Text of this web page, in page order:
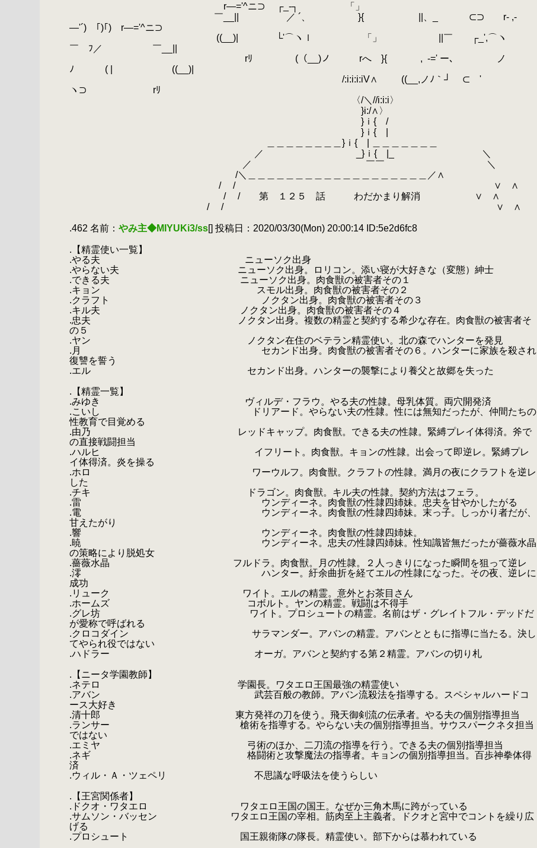
r―='^ニ⊃ ┌_‐┐ 「」
￣__|| ／ ´、 }{ ||、_ ⊂⊃ r‐ ,-
―'´) ｢)｢) r―='^ニ⊃
((__)| └'⌒ヽｌ 「」 ||￣ ┌_',⌒ヽ
￣ ﾌ／ ￣__||
rﾘ (（__)ノ rへ }{ , .-=' ー､ ノ
ﾉ ( | ((__)|
/:i:i:i:iV∧ ((__,ノﾉ｀┘ ⊂ '
ヽ⊃ rﾘ
〈/＼//i:i:i〉
}i:/∧〉
}ｉ{ /
}ｉ{ |
＿＿＿＿＿＿＿＿}ｉ{ | ＿＿＿＿＿＿＿
／ _}ｉ{ |_ ＼
／ ￣￣ ＼
/＼＿＿＿＿＿＿＿＿＿＿＿＿＿＿＿＿＿＿＿／∧
/ / ∨ ∧
/ / 第 １２５ 話 わだかまり解消 ∨ ∧
/ / ∨ ∧
.462 名前：やみ主◆MIYUKi3/ss[] 投稿日：2020/03/30(Mon) 20:00:14 ID:5e2d6fc8
.【精霊使い一覧】
.やる夫 ニューソク出身
.やらない夫 ニューソク出身。ロリコン。添い寝が大好きな（変態）紳士
.できる夫 ニューソク出身。肉食獣の被害者その１
.キョン スモル出身。肉食獣の被害者その２
.クラフト ノクタン出身。肉食獣の被害者その３
.キル夫 ノクタン出身。肉食獣の被害者その４
.忠夫 ノクタン出身。複数の精霊と契約する希少な存在。肉食獣の被害者そ
の５
.ヤン ノクタン在住のベテラン精霊使い。北の森でハンターを発見
.月 セカンド出身。肉食獣の被害者その６。ハンターに家族を殺され
復讐を誓う
.エル セカンド出身。ハンターの襲撃により養父と故郷を失った
.【精霊一覧】
.みゆき ヴィルデ・フラウ。やる夫の性隷。母乳体質。両穴開発済
.こいし ドリアード。やらない夫の性隷。性には無知だったが、仲間たちの
性教育で目覚める
.由乃 レッドキャップ。肉食獣。できる夫の性隷。緊縛プレイ体得済。斧で
の直接戦闘担当
.ハルヒ イフリート。肉食獣。キョンの性隷。出会って即逆レ。緊縛プレ
イ体得済。炎を操る
.ホロ ワーウルフ。肉食獣。クラフトの性隷。満月の夜にクラフトを逆レ
した
.チキ ドラゴン。肉食獣。キル夫の性隷。契約方法はフェラ。
.雷 ウンディーネ。肉食獣の性隷四姉妹。忠夫を甘やかしたがる
.電 ウンディーネ。肉食獣の性隷四姉妹。末っ子。しっかり者だが、
甘えたがり
.響 ウンディーネ。肉食獣の性隷四姉妹。
.暁 ウンディーネ。忠夫の性隷四姉妹。性知識皆無だったが薔薇水晶
の策略により脱処女
.薔薇水晶 フルドラ。肉食獣。月の性隷。２人っきりになった瞬間を狙って逆レ
.澪 ハンター。紆余曲折を経てエルの性隷になった。その夜、逆レに
成功
.リューク ワイト。エルの精霊。意外とお茶目さん
.ホームズ コボルト。ヤンの精霊。戦闘は不得手
.グレ坊 ワイト。プロシュートの精霊。名前はザ・グレイトフル・デッドだ
が愛称で呼ばれる
.クロコダイン サラマンダー。アバンの精霊。アバンとともに指導に当たる。決し
てやられ役ではない
.ハドラー オーガ。アバンと契約する第２精霊。アバンの切り札
.【ニータ学園教師】
.ネテロ 学園長。ワタエロ王国最強の精霊使い
.アバン 武芸百般の教師。アバン流殺法を指導する。スペシャルハードコ
ース大好き
.清十郎 東方発祥の刀を使う。飛天御剣流の伝承者。やる夫の個別指導担当
.ランサー 槍術を指導する。やらない夫の個別指導担当。サウスパークネタ担当
ではない
.エミヤ 弓術のほか、二刀流の指導を行う。できる夫の個別指導担当
.ネギ 格闘術と攻撃魔法の指導者。キョンの個別指導担当。百歩神拳体得
済
.ウィル・Ａ・ツェペリ 不思議な呼吸法を使うらしい
.【王宮関係者】
.ドクオ・ワタエロ ワタエロ王国の国王。なぜか三角木馬に跨がっている
.サムソン・バッセン ワタエロ王国の宰相。筋肉至上主義者。ドクオと宮中でコントを繰り広
げる
.プロシュート 国王親衛隊の隊長。精霊使い。部下からは慕われている